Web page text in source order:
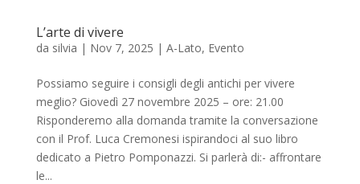
L’arte di vivere
da silvia | Nov 7, 2025 | A-Lato, Evento
Possiamo seguire i consigli degli antichi per vivere
meglio? Giovedì 27 novembre 2025 – ore: 21.00
Risponderemo alla domanda tramite la conversazione
con il Prof. Luca Cremonesi ispirandoci al suo libro
dedicato a Pietro Pomponazzi. Si parlerà di:- affrontare
le...